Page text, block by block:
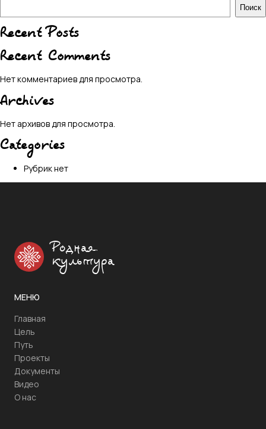
Поиск
Recent Posts
Recent Comments
Нет комментариев для просмотра.
Archives
Нет архивов для просмотра.
Categories
Рубрик нет
Родная
культура
МЕНЮ
Главная
Цель
Путь
Проекты
Документы
Видео
О нас